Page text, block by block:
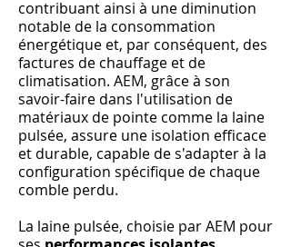
contribuant ainsi à une diminution
notable de la consommation
énergétique et, par conséquent, des
factures de chauffage et de
climatisation. AEM, grâce à son
savoir-faire dans l'utilisation de
matériaux de pointe comme la laine
pulsée, assure une isolation efficace
et durable, capable de s'adapter à la
configuration spécifique de chaque
comble perdu.
La laine pulsée, choisie par AEM pour